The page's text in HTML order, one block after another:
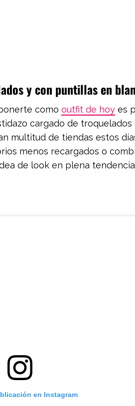
y con puntillas en
como outfit de hoy es
cargado de
multitud de tiendas estos
menos recargados o
de look en plena
en Instagram